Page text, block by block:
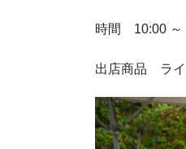
時間 10:00 ～
出店商品 ライ